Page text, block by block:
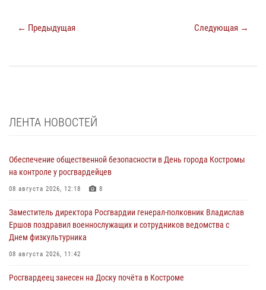
← Предыдущая Следующая →
ЛЕНТА НОВОСТЕЙ
Обеспечение общественной безопасности в День города Костромы
на контроле у росгвардейцев
08 августа 2026, 12:18 8
Заместитель директора Росгвардии генерал-полковник Владислав
Ершов поздравил военнослужащих и сотрудников ведомства с
Днем физкультурника
08 августа 2026, 11:42
Росгвардеец занесен на Доску почёта в Костроме